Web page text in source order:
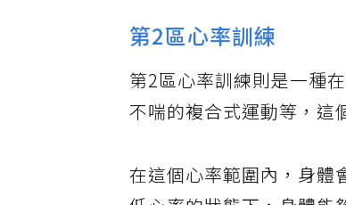
第2區心率訓練
第2區心率訓練則是一種
不喘的複合式運動等，
在這個心率範圍內，身